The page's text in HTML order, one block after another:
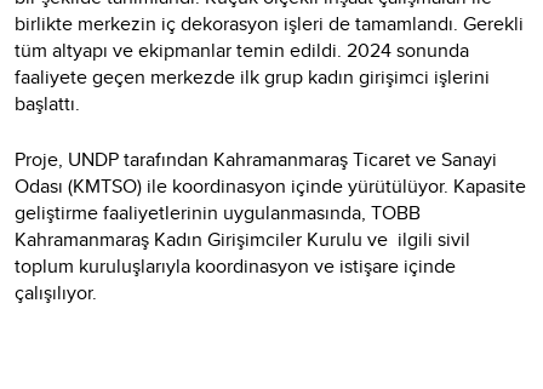
birlikte merkezin iç dekorasyon işleri de tamamlandı. Gerekli
tüm altyapı ve ekipmanlar temin edildi. 2024 sonunda
faaliyete geçen merkezde ilk grup kadın girişimci işlerini
başlattı.
Proje, UNDP tarafından Kahramanmaraş Ticaret ve Sanayi
Odası (KMTSO) ile koordinasyon içinde yürütülüyor. Kapasite
geliştirme faaliyetlerinin uygulanmasında, TOBB
Kahramanmaraş Kadın Girişimciler Kurulu ve ilgili sivil
toplum kuruluşlarıyla koordinasyon ve istişare içinde
çalışılıyor.